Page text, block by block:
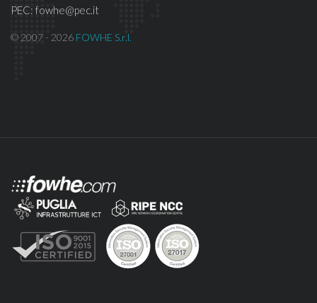
PEC: fowhe@pec.it
© 2007 - 2026 FOWHE S.r.l.